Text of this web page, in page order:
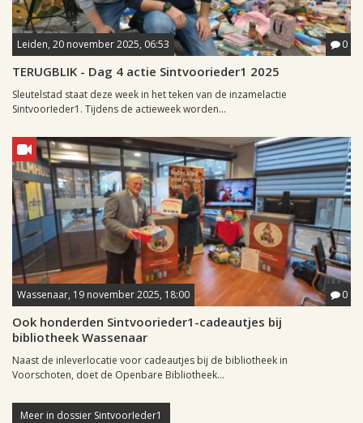
Leiden, 20 november 2025, 06:53 0
TERUGBLIK - Dag 4 actie Sintvoorieder1 2025
Sleutelstad staat deze week in het teken van de inzamelactie
SintvoorIeder1. Tijdens de actieweek worden...
Wassenaar, 19 november 2025, 18:00 0
Ook honderden Sintvoorieder1-cadeautjes bij
bibliotheek Wassenaar
Naast de inleverlocatie voor cadeautjes bij de bibliotheek in
Voorschoten, doet de Openbare Bibliotheek...
Meer in dossier SintvoorIeder1